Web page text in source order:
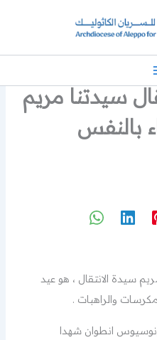
سيدتنا مريم
بالنفس
سيدة الانتقال ، هو عيد
والراهبات .
انطوان شهدا